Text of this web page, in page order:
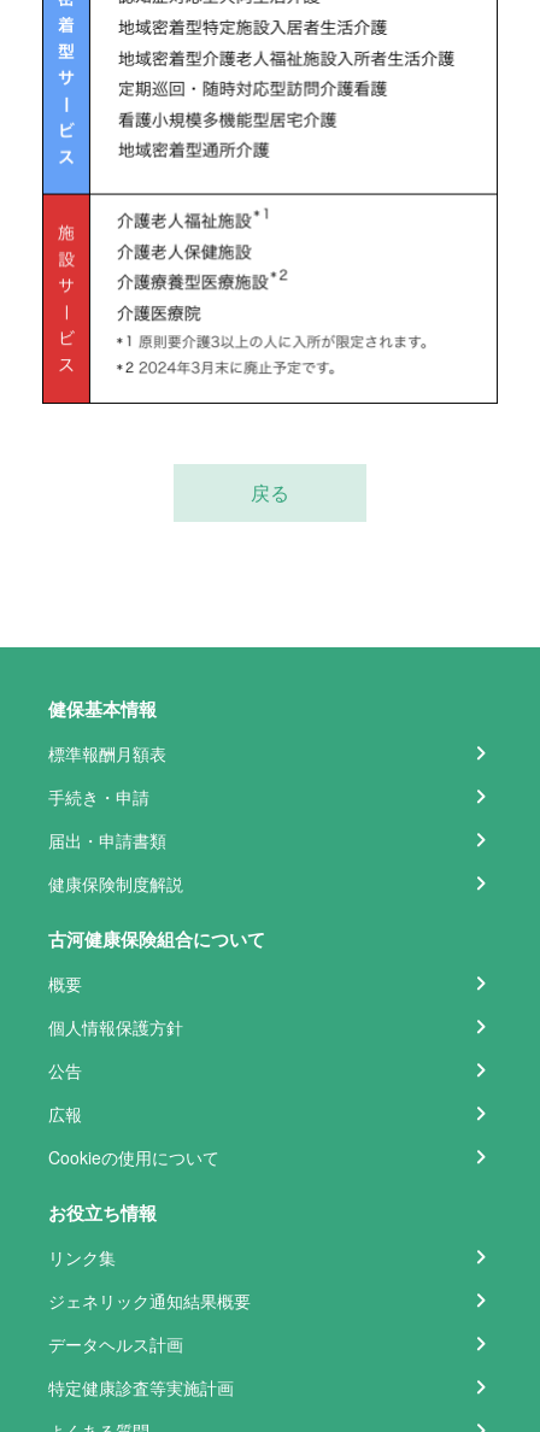
戻る
健保基本情報
標準報酬月額表
手続き・申請
届出・申請書類
健康保険制度解説
古河健康保険組合について
概要
個人情報保護方針
公告
広報
Cookieの使用について
お役立ち情報
リンク集
ジェネリック通知結果概要
データヘルス計画
特定健康診査等実施計画